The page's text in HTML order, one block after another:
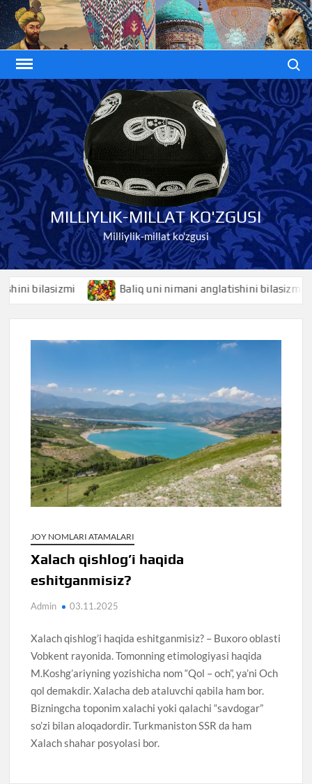
Skip
to
content
MILLIYLIK-MILLAT KO'ZGUSI
Milliylik-millat ko'zgusi
bilasizmi Baliq uni nimani anglatishini bilasizmi
JOY NOMLARI ATAMALARI
Xalach qishlog’i haqida
eshitganmisiz?
Admin 03.11.2025
Xalach qishlog’i haqida eshitganmisiz? – Buxoro oblasti
Vobkent rayonida. Tomonning etimologiyasi haqida
M.Koshg’ariyning yozishicha nom “Qol – och”, ya’ni Och
qol demakdir. Xalacha deb ataluvchi qabila ham bor.
Bizningcha toponim xalachi yoki qalachi “savdogar”
so’zi bilan aloqadordir. Turkmaniston SSR da ham
Xalach shahar posyolasi bor.